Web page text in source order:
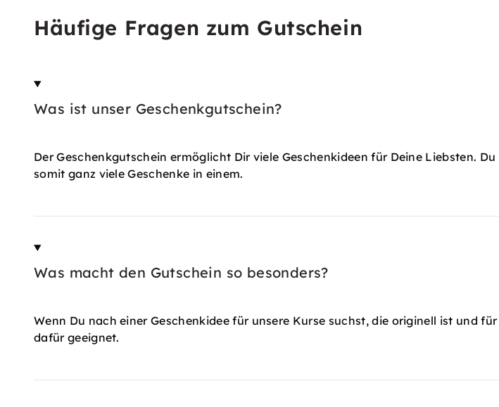
Häufige Fragen zum Gutschein
Was ist unser Geschenkgutschein?
Der Geschenkgutschein ermöglicht Dir viele Geschenkideen für Deine Liebsten.
somit ganz viele Geschenke in einem.
Was macht den Gutschein so besonders?
Wenn Du nach einer Geschenkidee für unsere Kurse suchst, die originell ist und
dafür geeignet.